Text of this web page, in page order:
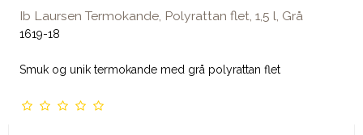
Ib Laursen Termokande, Polyrattan flet, 1,5 l, Grå
1619-18
Smuk og unik termokande med grå polyrattan flet